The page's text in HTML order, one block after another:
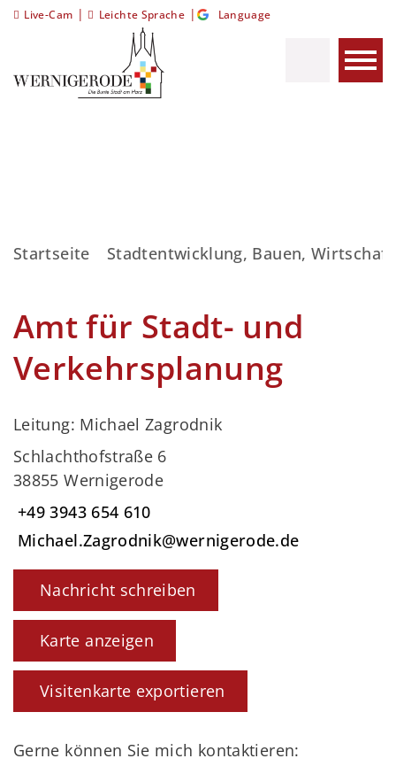
Live-Cam | Leichte Sprache | Language
Startseite Stadtentwicklung, Bauen, Wirtschaft
Amt für Stadt- und
Verkehrsplanung
Leitung: Michael Zagrodnik
Schlachthofstraße 6
38855 Wernigerode
+49 3943 654 610
Michael.Zagrodnik@wernigerode.de
Nachricht schreiben
Karte anzeigen
Visitenkarte exportieren
Gerne können Sie mich kontaktieren: